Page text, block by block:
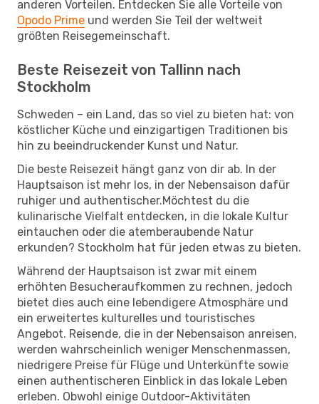
anderen Vorteilen. Entdecken Sie alle Vorteile von
Opodo Prime und werden Sie Teil der weltweit
größten Reisegemeinschaft.
Beste Reisezeit von Tallinn nach
Stockholm
Schweden – ein Land, das so viel zu bieten hat: von
köstlicher Küche und einzigartigen Traditionen bis
hin zu beeindruckender Kunst und Natur.
Die beste Reisezeit hängt ganz von dir ab. In der
Hauptsaison ist mehr los, in der Nebensaison dafür
ruhiger und authentischer.Möchtest du die
kulinarische Vielfalt entdecken, in die lokale Kultur
eintauchen oder die atemberaubende Natur
erkunden? Stockholm hat für jeden etwas zu bieten.
Während der Hauptsaison ist zwar mit einem
erhöhten Besucheraufkommen zu rechnen, jedoch
bietet dies auch eine lebendigere Atmosphäre und
ein erweitertes kulturelles und touristisches
Angebot. Reisende, die in der Nebensaison anreisen,
werden wahrscheinlich weniger Menschenmassen,
niedrigere Preise für Flüge und Unterkünfte sowie
einen authentischeren Einblick in das lokale Leben
erleben. Obwohl einige Outdoor-Aktivitäten